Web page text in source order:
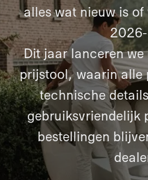
alles wat nieuw is
Dit jaar lanceren
prijstool, waarin alle
technische
gebruiksvriendelijk
bestellingen